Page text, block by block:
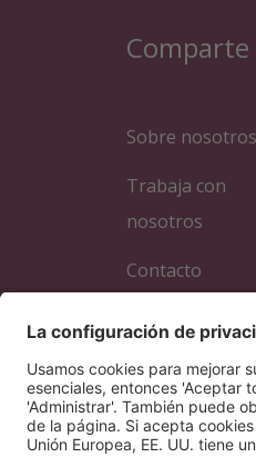
Sobre nosotros
Trabaja con
nosotros
Contacto
Academia